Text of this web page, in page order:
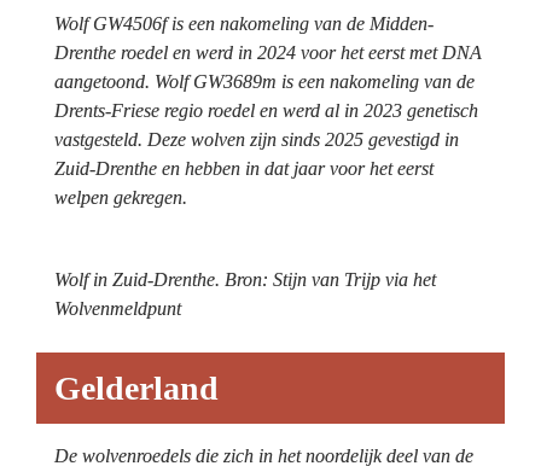
Wolf GW4506f is een nakomeling van de Midden-
Drenthe roedel en werd in 2024 voor het eerst met DNA
aangetoond. Wolf GW3689m is een nakomeling van de
Drents-Friese regio roedel en werd al in 2023 genetisch
vastgesteld. Deze wolven zijn sinds 2025 gevestigd in
Zuid-Drenthe en hebben in dat jaar voor het eerst
welpen gekregen.
Wolf in Zuid-Drenthe. Bron: Stijn van Trijp via het
Wolvenmeldpunt
Gelderland
De wolvenroedels die zich in het noordelijk deel van de